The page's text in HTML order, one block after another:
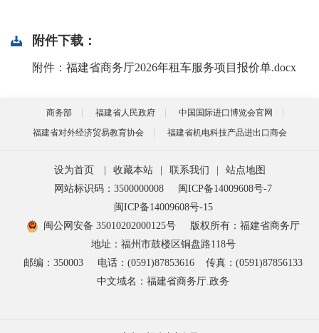
附件下载：
附件：福建省商务厅2026年租车服务项目报价单.docx
商务部 福建省人民政府
中国国际进口博览会官网
福建省对外经济贸易教育协会
福建省机电科技产品进出口商会
设为首页 收藏本站 联系我们
站点地图
网站标识码：3500000008
闽ICP备14009608号-7
闽ICP备14009608号-15
闽公网安备 35010202000125号
版权所有：福建省商务厅
地址：福州市鼓楼区铜盘路118号
邮编：350003
电话：(0591)87853616
传真：(0591)87856133
中文域名：福建省商务厅.政务